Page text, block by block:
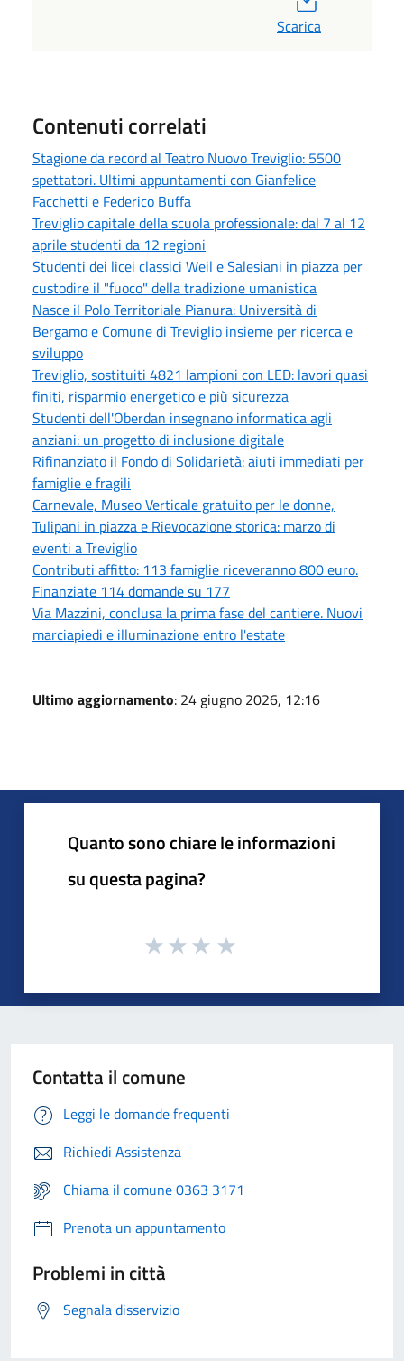
Scarica
Contenuti correlati
Stagione da record al Teatro Nuovo Treviglio: 5500
spettatori. Ultimi appuntamenti con Gianfelice
Facchetti e Federico Buffa
Treviglio capitale della scuola professionale: dal 7 al 12
aprile studenti da 12 regioni
Studenti dei licei classici Weil e Salesiani in piazza per
custodire il "fuoco" della tradizione umanistica
Nasce il Polo Territoriale Pianura: Università di
Bergamo e Comune di Treviglio insieme per ricerca e
sviluppo
Treviglio, sostituiti 4821 lampioni con LED: lavori quasi
finiti, risparmio energetico e più sicurezza
Studenti dell'Oberdan insegnano informatica agli
anziani: un progetto di inclusione digitale
Rifinanziato il Fondo di Solidarietà: aiuti immediati per
famiglie e fragili
Carnevale, Museo Verticale gratuito per le donne,
Tulipani in piazza e Rievocazione storica: marzo di
eventi a Treviglio
Contributi affitto: 113 famiglie riceveranno 800 euro.
Finanziate 114 domande su 177
Via Mazzini, conclusa la prima fase del cantiere. Nuovi
marciapiedi e illuminazione entro l'estate
Ultimo aggiornamento: 24 giugno 2026, 12:16
Quanto sono chiare le informazioni
su questa pagina?
Contatta il comune
Leggi le domande frequenti
Richiedi Assistenza
Chiama il comune 0363 3171
Prenota un appuntamento
Problemi in città
Segnala disservizio